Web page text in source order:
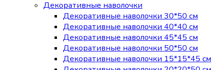
Декоративные наволочки
Декоративные наволочки 30*50 см
Декоративные наволочки 40*40 см
Декоративные наволочки 45*45 см
Декоративные наволочки 50*50 см
Декоративные наволочки 15*15*45 см